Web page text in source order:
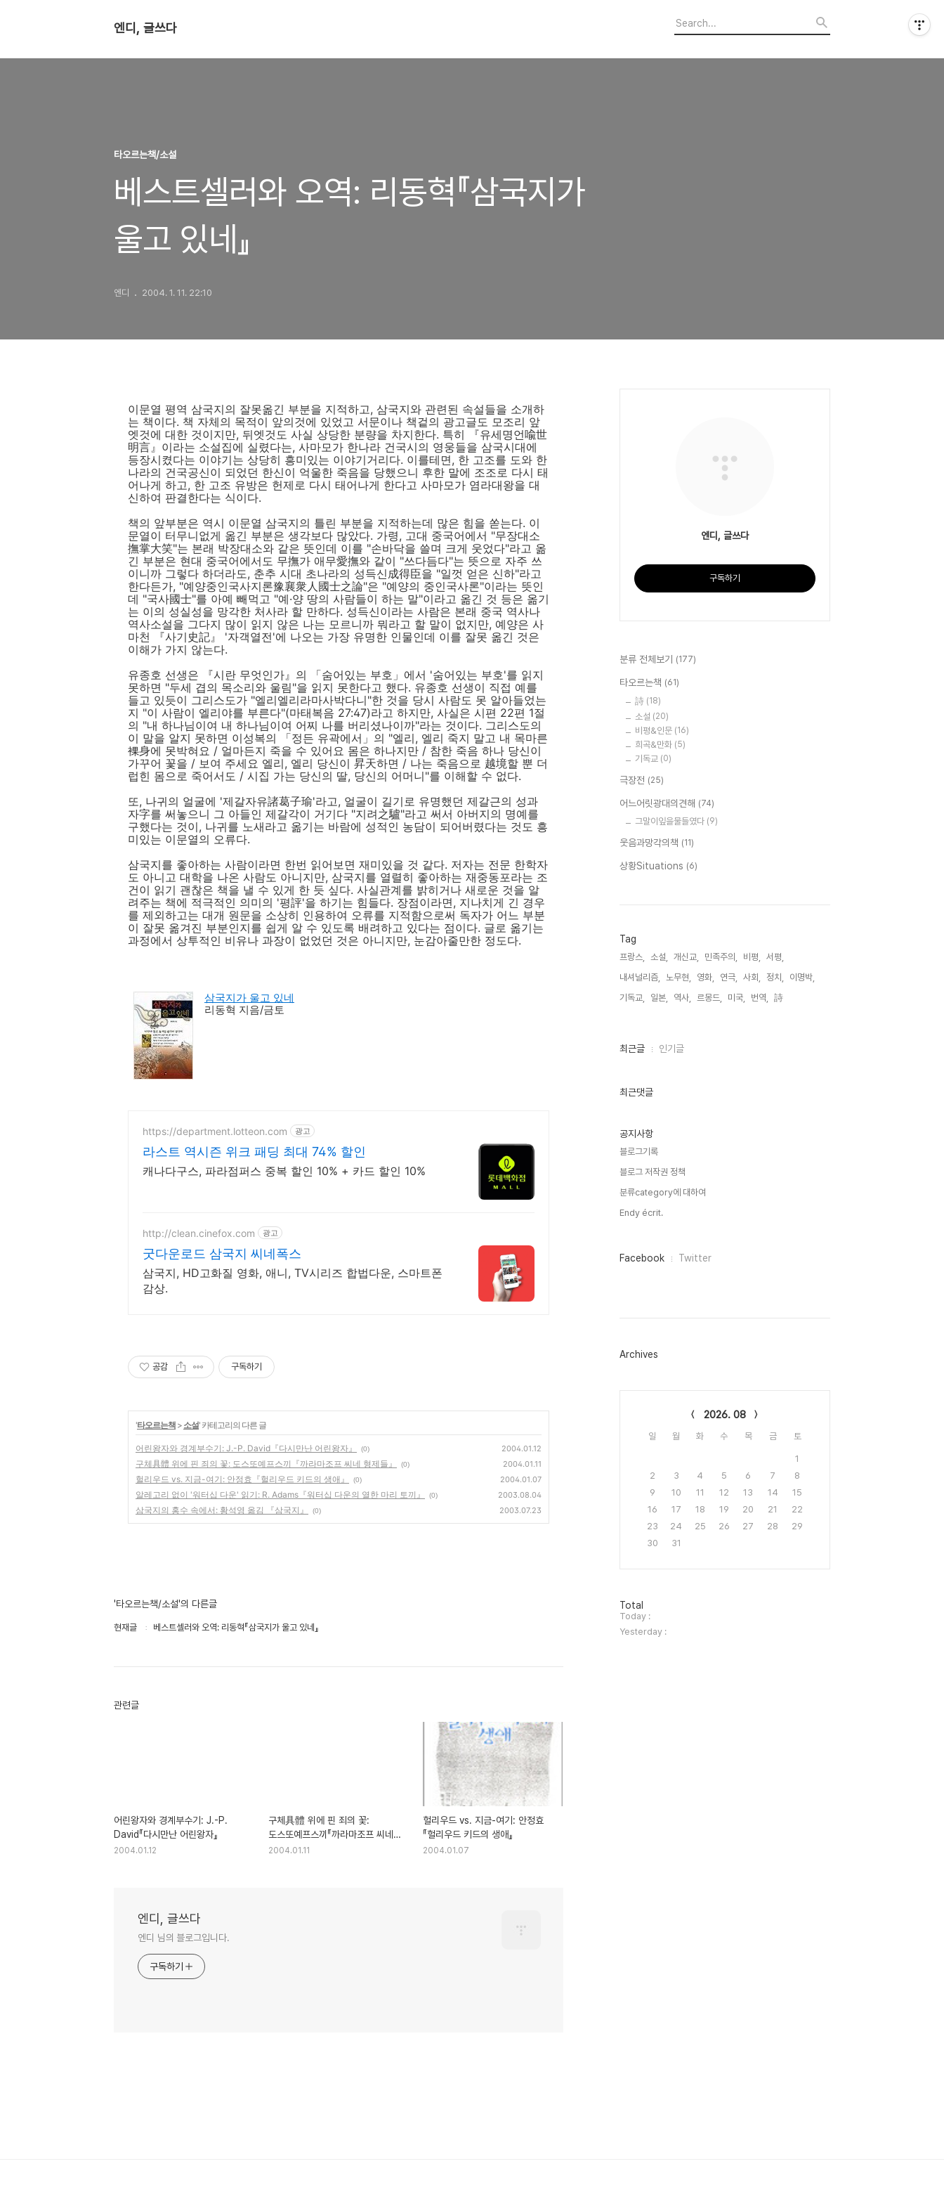
엔디, 글쓰다
타오르는책/소설
베스트셀러와 오역: 리동혁『삼국지가
울고 있네』
엔디 2004. 1. 11. 22:10
이문열 평역 삼국지의 잘못옮긴 부분을 지적하고, 삼국지와 관련된 속설들을 소개하
는 책이다. 책 자체의 목적이 앞의것에 있었고 서문이나 책겉의 광고글도 모조리 앞
엣것에 대한 것이지만, 뒤엣것도 사실 상당한 분량을 차지한다. 특히 『유세명언喩世
明言』이라는 소설집에 실렸다는, 사마모가 한나라 건국시의 영웅들을 삼국시대에
등장시켰다는 이야기는 상당히 흥미있는 이야기거리다. 이를테면, 한 고조를 도와 한
나라의 건국공신이 되었던 한신이 억울한 죽음을 당했으니 후한 말에 조조로 다시 태
어나게 하고, 한 고조 유방은 헌제로 다시 태어나게 한다고 사마모가 염라대왕을 대
신하여 판결한다는 식이다.
책의 앞부분은 역시 이문열 삼국지의 틀린 부분을 지적하는데 많은 힘을 쏟는다. 이
문열이 터무니없게 옮긴 부분은 생각보다 많았다. 가령, 고대 중국어에서 "무장대소
撫掌大笑"는 본래 박장대소와 같은 뜻인데 이를 "손바닥을 쓸며 크게 웃었다"라고 옮
긴 부분은 현대 중국어에서도 무撫가 애무愛撫와 같이 "쓰다듬다"는 뜻으로 자주 쓰
이니까 그렇다 하더라도, 춘추 시대 초나라의 성득신成得臣을 "일껏 얻은 신하"라고
한다든가, "예양중인국사지론豫襄衆人國士之論"은 "예양의 중인국사론"이라는 뜻인
데 "국사國士"를 아예 빼먹고 "예·양 땅의 사람들이 하는 말"이라고 옮긴 것 등은 옮기
는 이의 성실성을 망각한 처사라 할 만하다. 성득신이라는 사람은 본래 중국 역사나
역사소설을 그다지 많이 읽지 않은 나는 모르니까 뭐라고 할 말이 없지만, 예양은 사
마천 『사기史記』 '자객열전'에 나오는 가장 유명한 인물인데 이를 잘못 옮긴 것은
이해가 가지 않는다.
유종호 선생은 『시란 무엇인가』의 「숨어있는 부호」에서 '숨어있는 부호'를 읽지
못하면 "두세 겹의 목소리와 울림"을 읽지 못한다고 했다. 유종호 선생이 직접 예를
들고 있듯이 그리스도가 "엘리엘리라마사박다니"한 것을 당시 사람도 못 알아들었는
지 "이 사람이 엘리야를 부른다"(마태복음 27:47)라고 하지만, 사실은 시편 22편 1절
의 "내 하나님이여 내 하나님이여 어찌 나를 버리셨나이까"라는 것이다. 그리스도의
이 말을 알지 못하면 이성복의 「정든 유곽에서」의 "엘리, 엘리 죽지 말고 내 목마른
裸身에 못박혀요 / 얼마든지 죽을 수 있어요 몸은 하나지만 / 참한 죽음 하나 당신이
가꾸어 꽃을 / 보여 주세요 엘리, 엘리 당신이 昇天하면 / 나는 죽음으로 越境할 뿐 더
럽힌 몸으로 죽어서도 / 시집 가는 당신의 딸, 당신의 어머니"를 이해할 수 없다.
또, 나귀의 얼굴에 '제갈자유諸葛子瑜'라고, 얼굴이 길기로 유명했던 제갈근의 성과
자字를 써놓으니 그 아들인 제갈각이 거기다 "지려之驢"라고 써서 아버지의 명예를
구했다는 것이, 나귀를 노새라고 옮기는 바람에 성적인 농담이 되어버렸다는 것도 흥
미있는 이문열의 오류다.
삼국지를 좋아하는 사람이라면 한번 읽어보면 재미있을 것 같다. 저자는 전문 한학자
도 아니고 대학을 나온 사람도 아니지만, 삼국지를 열렬히 좋아하는 재중동포라는 조
건이 읽기 괜찮은 책을 낼 수 있게 한 듯 싶다. 사실관계를 밝히거나 새로운 것을 알
려주는 책에 적극적인 의미의 '평評'을 하기는 힘들다. 장점이라면, 지나치게 긴 경우
를 제외하고는 대개 원문을 소상히 인용하여 오류를 지적함으로써 독자가 어느 부분
이 잘못 옮겨진 부분인지를 쉽게 알 수 있도록 배려하고 있다는 점이다. 글로 옮기는
과정에서 상투적인 비유나 과장이 없었던 것은 아니지만, 눈감아줄만한 정도다.
삼국지가 울고 있네
리동혁 지음/금토
https://department.lotteon.com 광고
라스트 역시즌 위크 패딩 최대 74% 할인
캐나다구스, 파라점퍼스 중복 할인 10% + 카드 할인 10%
http://clean.cinefox.com 광고
굿다운로드 삼국지 씨네폭스
삼국지, HD고화질 영화, 애니, TV시리즈 합법다운, 스마트폰
감상.
공감 구독하기
'타오르는책 > 소설' 카테고리의 다른 글
어린왕자와 경계부수기: J.-P. David『다시만난 어린왕자』 (0) 2004.01.12
구체具體 위에 핀 죄의 꽃: 도스또예프스끼『까라마조프 씨네 형제들』 (0) 2004.01.11
헐리우드 vs. 지금-여기: 안정효『헐리우드 키드의 생애』 (0) 2004.01.07
알레고리 없이 '워터십 다운' 읽기: R. Adams『워터십 다운의 열한 마리 토끼』 (0) 2003.08.04
삼국지의 홍수 속에서: 황석영 옮김 『삼국지』 (0) 2003.07.23
'타오르는책/소설'의 다른글
현재글 베스트셀러와 오역: 리동혁『삼국지가 울고 있네』
관련글
어린왕자와 경계부수기: J.-P.
David『다시만난 어린왕자』
2004.01.12
구체具體 위에 핀 죄의 꽃:
도스또예프스끼『까라마조프 씨네
형제들』
2004.01.11
헐리우드 vs. 지금-여기: 안정효
『헐리우드 키드의 생애』
2004.01.07
엔디, 글쓰다
엔디 님의 블로그입니다.
구독하기
엔디, 글쓰다
구독하기
분류 전체보기 (177)
타오르는책 (61)
詩 (18)
소설 (20)
비평&인문 (16)
희곡&만화 (5)
기독교 (0)
극장전 (25)
어느어릿광대의견해 (74)
그말이잎을물들였다 (9)
웃음과망각의책 (11)
상황Situations (6)
Tag
프랑스, 소설, 개신교, 민족주의, 비평,
서평,
내셔널리즘,
노무현, 영화, 연극, 사회, 정치,
이명박,
기독교,
일본, 역사, 르몽드, 미국, 번역, 詩,
최
인
최근글 인기글
최근댓글
공지사항
블로그기록
블로그 저작권 정책
분류category에 대하여
Endy écrit.
페
그
Facebook Twitter
Archives
2026. 08
일 월 화 수 목 금 토
1
2
3 4 5 6 7
8
9
10 11 12 13 14
15
16
17 18 19 20 21
22
23
24 25 26 27 28
29
30
31
방
문
자
수
Total
Today :
Yesterday :